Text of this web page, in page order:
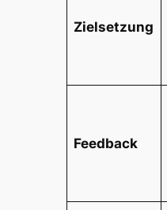
Zielsetzung
Feedback